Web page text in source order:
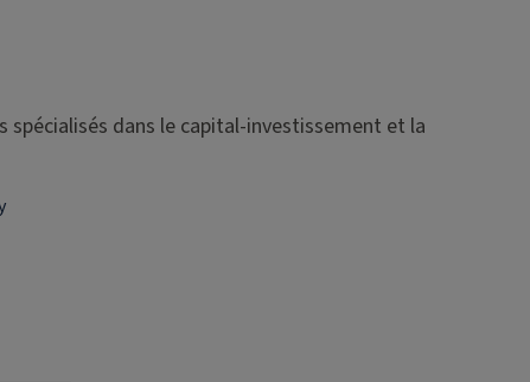
dans le capital-investissement et la